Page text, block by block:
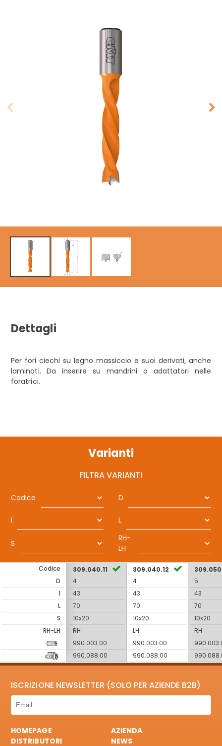
Dettagli
Per fori ciechi su legno massiccio e suoi derivati, anche
laminati. Da inserire su mandrini o adattatori nelle
foratrici.
Varianti
FILTRA VARIANTI
Codice D
I L
S
RH-
LH
Codice
D
I
L
S
RH-LH
309.040.11
4
43
70
10x20
RH
990.003.00
990.088.00
309.040.12
4
43
70
10x20
LH
990.003.00
990.088.00
5
43
70
10x20
RH
ISCRIZIONE NEWSLETTER (SOLO PER AZIENDE B2B)
HOMEPAGE
AZIENDA
DISTRIBUTORI
NEWS